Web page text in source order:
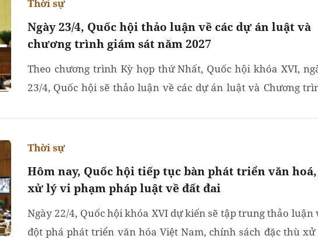
Ngày 23/4, Quốc hội thảo luận về các dự án luật và
chương trình giám sát năm 2027
Thời sự
Theo chương trình Kỳ họp thứ Nhất, Quốc hội khóa XVI,
23/4, Quốc hội sẽ thảo luận về các dự án luật và Chương
Hôm nay, Quốc hội tiếp tục bàn phát triển văn hoá,
xử lý vi phạm pháp luật về đất đai
Thời sự
Ngày 22/4, Quốc hội khóa XVI dự kiến sẽ tập trung thảo luận
đột phá phát triển văn hóa Việt Nam, chính sách đặc thù